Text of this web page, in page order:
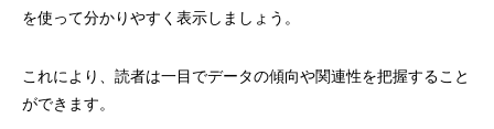
を使って分かりやすく表示しましょう。
これにより、読者は一目でデータの傾向や関連性を把握すること
ができます。